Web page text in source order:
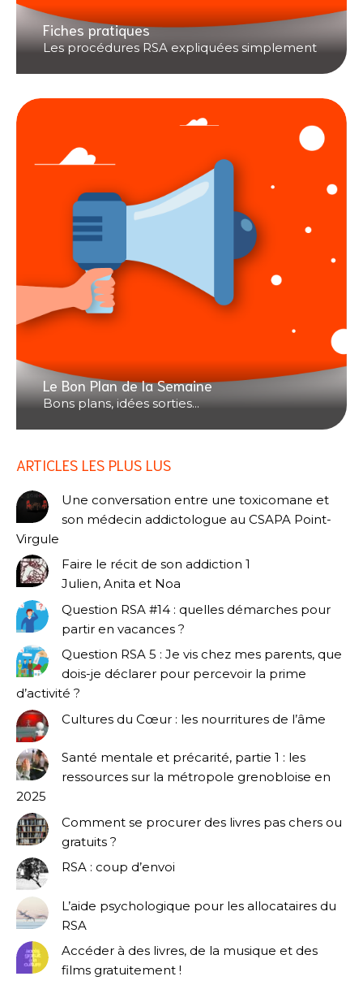
Fiches pratiques
Les procédures RSA expliquées simplement
Le Bon Plan de la Semaine
Bons plans, idées sorties...
ARTICLES LES PLUS LUS
Une conversation entre une toxicomane et
son médecin addictologue au CSAPA Point-
Virgule
Faire le récit de son addiction 1
Julien, Anita et Noa
Question RSA #14 : quelles démarches pour
partir en vacances ?
Question RSA 5 : Je vis chez mes parents, que
dois-je déclarer pour percevoir la prime
d’activité ?
Cultures du Cœur : les nourritures de l’âme
Santé mentale et précarité, partie 1 : les
ressources sur la métropole grenobloise en
2025
Comment se procurer des livres pas chers ou
gratuits ?
RSA : coup d’envoi
L’aide psychologique pour les allocataires du
RSA
Accéder à des livres, de la musique et des
films gratuitement !